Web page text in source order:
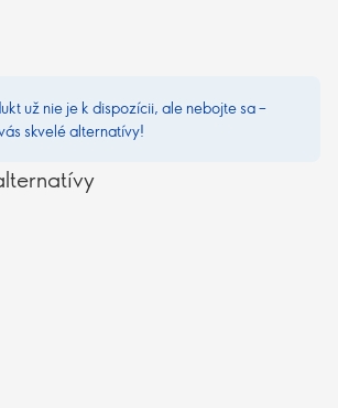
už nie je k dispozícii, ale nebojte sa –
skvelé alternatívy!